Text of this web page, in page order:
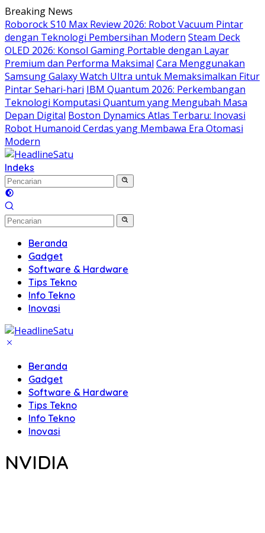
Langsung
ke
konten
Breaking News
Roborock S10 Max Review 2026: Robot Vacuum Pintar
dengan Teknologi Pembersihan Modern Steam Deck
OLED 2026: Konsol Gaming Portable dengan Layar
Premium dan Performa Maksimal Cara Menggunakan
Samsung Galaxy Watch Ultra untuk Memaksimalkan Fitur
Pintar Sehari-hari IBM Quantum 2026: Perkembangan
Teknologi Komputasi Quantum yang Mengubah Masa
Depan Digital Boston Dynamics Atlas Terbaru: Inovasi
Robot Humanoid Cerdas yang Membawa Era Otomasi
Modern
Indeks
Beranda
Gadget
Software & Hardware
Tips Tekno
Info Tekno
Inovasi
Beranda
Gadget
Software & Hardware
Tips Tekno
Info Tekno
Inovasi
NVIDIA